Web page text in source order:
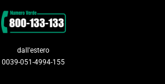
dall'estero
0039-051-4994-155